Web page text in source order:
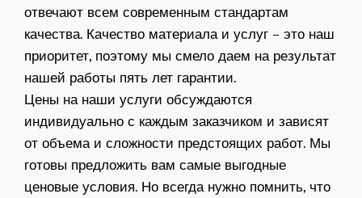
отвечают всем современным стандартам
качества. Качество материала и услуг – это наш
приоритет, поэтому мы смело даем на результат
нашей работы пять лет гарантии.
Цены на наши услуги обсуждаются
индивидуально с каждым заказчиком и зависят
от объема и сложности предстоящих работ. Мы
готовы предложить вам самые выгодные
ценовые условия. Но всегда нужно помнить, что